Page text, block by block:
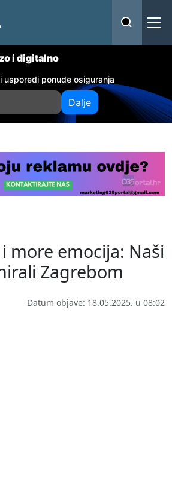
i digitalno
usporedi ponude osiguranja
Dalje
more emocija: Naši
Zagrebom
Datum objave: 18.05.2025. u 08:02